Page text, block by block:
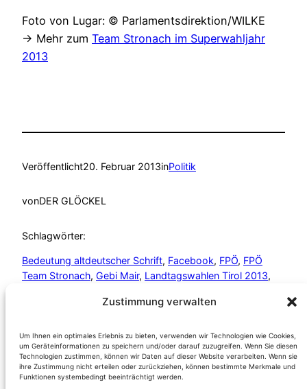
Zustimmung verwalten
Um Ihnen ein optimales Erlebnis zu bieten, verwenden wir Technologien wie Cookies,
um Geräteinformationen zu speichern und/oder darauf zuzugreifen. Wenn Sie diesen
Technologien zustimmen, können wir Daten auf dieser Website verarbeiten. Wenn sie
ihre Zustimmung nicht erteilen oder zurückziehen, können bestimmte Merkmale und
Funktionen systembedingt beeinträchtigt werden.
Foto von Lugar: © Parlamentsdirektion/WILKE
→ Mehr zum Team Stronach im Superwahljahr
2013
Veröffentlicht20. Februar 2013inPolitik
vonDER GLÖCKEL
Schlagwörter:
Bedeutung altdeutscher Schrift, Facebook, FPÖ, FPÖ
Team Stronach, Gebi Mair, Landtagswahlen Tirol 2013
Team Stronach Tirol, Wahrheit
Suche innerhalb dieser Domain
Suchen